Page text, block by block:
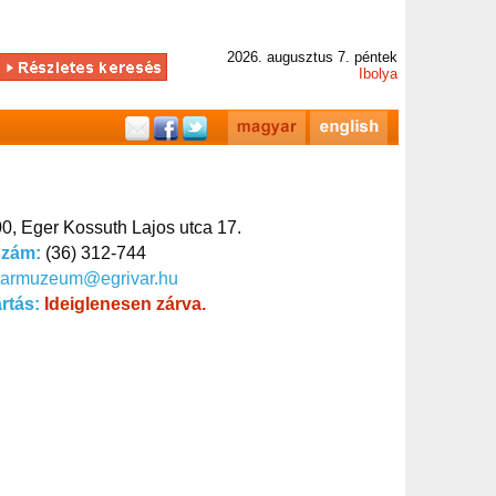
2026. augusztus 7. péntek
Ibolya
Eger Kossuth Lajos utca 17.
(36) 312-744
Ideiglenesen zárva.